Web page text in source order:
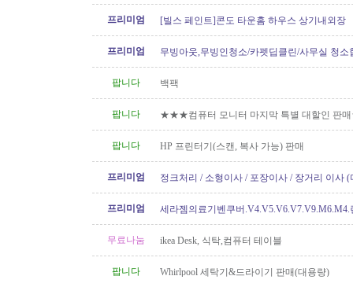
프리미엄 [빌스 페인트]콘도 타운홈 하우스 상기내외장
프리미엄 무빙아웃,무빙인청소/카펫딥클린/사무실 청소
팝니다 백팩
팝니다 ★★★컴퓨터 모니터 마지막 특별 대할인
팝니다 HP 프린터기(스캔, 복사 가능) 판매
프리미엄 정크처리 / 소형이사 / 포장이사 / 장거리 이사 (
프리미엄
세라젬의료기벤쿠버.V4.V5.V6.V7.V9.M6.M4.
무료나눔
ikea Desk, 식탁,컴퓨터 테이블
팝니다 Whirlpool 세탁기&드라이기 판매(대용량)